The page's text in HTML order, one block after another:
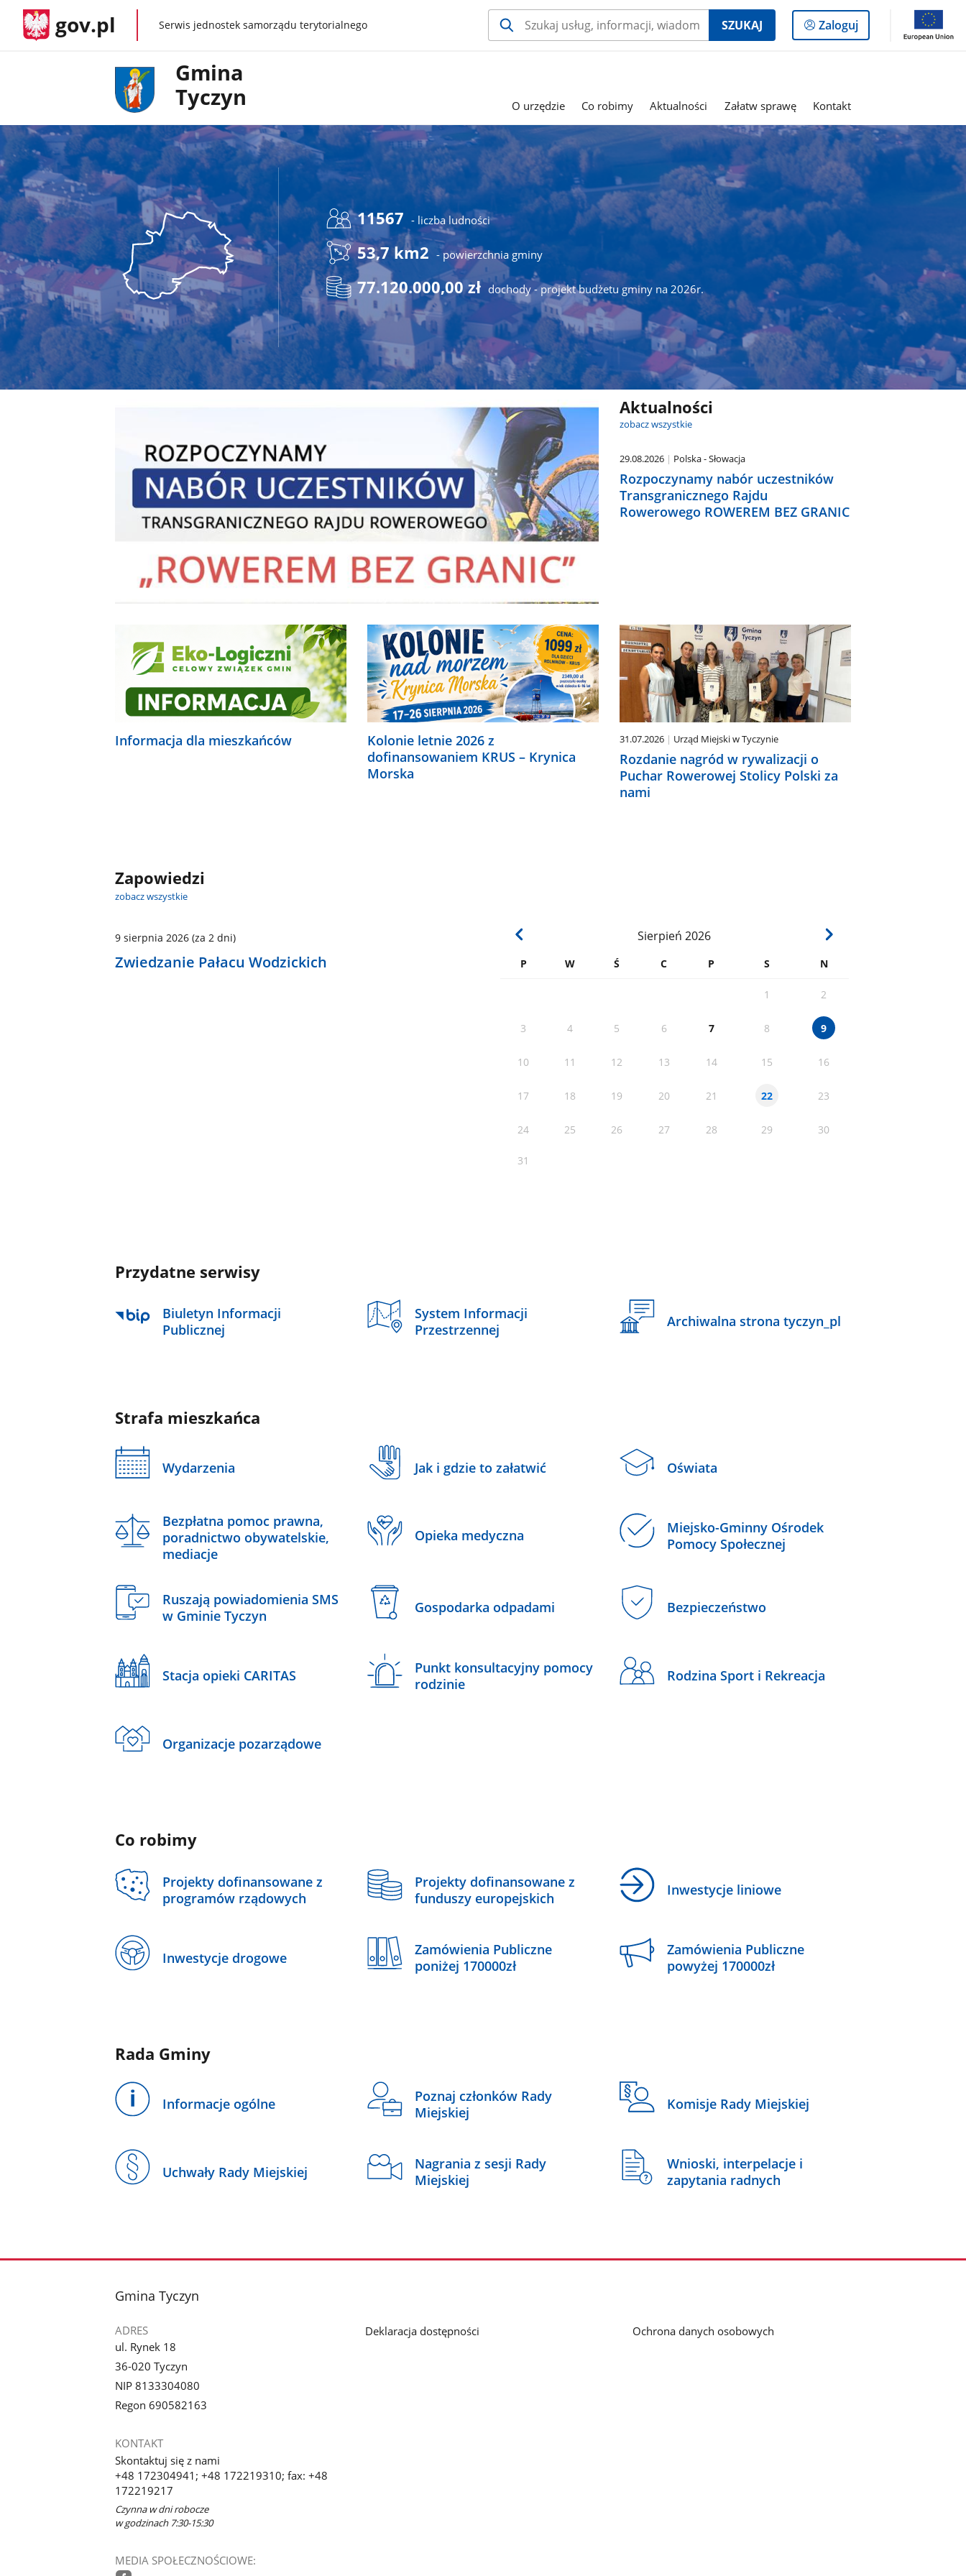
gov.pl gov.plSerwis jednostek samorządu terytorialnego SZUKAJ
Logowanie
do
Zaloguj
Gmina
Tyczyn
O urzędzie Co robimy Aktualności Załatw sprawę Kontakt
11567 - liczba ludności
53,7 km2 - powierzchnia gminy
77.120.000,00 zł dochody - projekt budżetu gminy na 2026r.
Aktualności
zobacz wszystkie
29.08.2026 Polska - Słowacja
Rozpoczynamy nabór uczestników
Transgranicznego Rajdu
Rowerowego ROWEREM BEZ GRANIC
Informacja dla mieszkańców
Kolonie letnie 2026 z
dofinansowaniem KRUS – Krynica
Morska
31.07.2026 Urząd Miejski w Tyczynie
Rozdanie nagród w rywalizacji o
Puchar Rowerowej Stolicy Polski za
nami
Zapowiedzi
zobacz wszystkie
Sierpień 2026
P W Ś C P S N
1 2
3 4 5 6 7 8 9
10 11 12 13 14 15 16
17 18 19 20 21 22 23
24 25 26 27 28 29 30
31
9 sierpnia 2026(za 2 dni)
Zwiedzanie Pałacu Wodzickich
Przydatne serwisy
Biuletyn Informacji
Publicznej
System Informacji
Przestrzennej
Archiwalna strona tyczyn_pl
Strafa mieszkańca
Wydarzenia Jak i gdzie to załatwić Oświata
Bezpłatna pomoc prawna,
poradnictwo obywatelskie,
mediacje
Opieka medyczna
Miejsko-Gminny Ośrodek
Pomocy Społecznej
Ruszają powiadomienia SMS
w Gminie Tyczyn
Gospodarka odpadami Bezpieczeństwo
Stacja opieki CARITAS
Punkt konsultacyjny pomocy
rodzinie
Rodzina Sport i Rekreacja
Organizacje pozarządowe
Co robimy
Projekty dofinansowane z
programów rządowych
Projekty dofinansowane z
funduszy europejskich
Inwestycje liniowe
Inwestycje drogowe
Zamówienia Publiczne
poniżej 170000zł
Zamówienia Publiczne
powyżej 170000zł
Rada Gminy
Informacje ogólne
Poznaj członków Rady
Miejskiej
Komisje Rady Miejskiej
Uchwały Rady Miejskiej
Nagrania z sesji Rady
Miejskiej
Wnioski, interpelacje i
zapytania radnych
stopka
Gmina Tyczyn
ADRES
ul. Rynek 18
36-020 Tyczyn
NIP 8133304080
Regon 690582163
KONTAKT
Skontaktuj się z nami
+48 172304941; +48 172219310; fax: +48
172219217
Czynna w dni robocze
w godzinach 7:30-15:30
MEDIA SPOŁECZNOŚCIOWE:
Deklaracja dostępności Ochrona danych osobowych